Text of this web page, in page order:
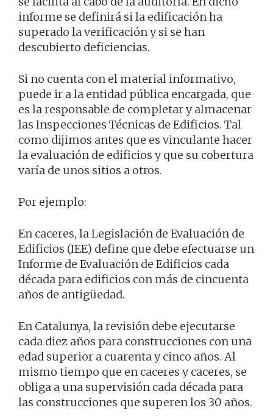
informe se definirá si la edificación ha
superado la verificación y si se han
descubierto deficiencias.
Si no cuenta con el material informativo,
puede ir a la entidad pública encargada, que
es la responsable de completar y almacenar
las Inspecciones Técnicas de Edificios. Tal
como dijimos antes que es vinculante hacer
la evaluación de edificios y que su cobertura
varía de unos sitios a otros.
Por ejemplo:
En caceres, la Legislación de Evaluación de
Edificios (IEE) define que debe efectuarse un
Informe de Evaluación de Edificios cada
década para edificios con más de cincuenta
años de antigüedad.
En Catalunya, la revisión debe ejecutarse
cada diez años para construcciones con una
edad superior a cuarenta y cinco años. Al
mismo tiempo que en caceres y caceres, se
obliga a una supervisión cada década para
las construcciones que superen los 30 años.